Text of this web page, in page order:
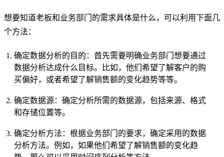
想要知道老板和业务部门的需求具体是什么，可以利用下面几
个方法：
确定数据分析的目的：首先需要明确业务部门想要通过
数据分析达成什么目标。比如，他们希望了解客户的购
买偏好，或者希望了解销售额的变化趋势等等。
确定数据源：确定分析所需的数据源，包括来源、格式
和存储位置等。
确定分析方法：根据业务部门的要求，确定采用的数据
分析方法。例如，如果他们希望了解销售额的变化趋